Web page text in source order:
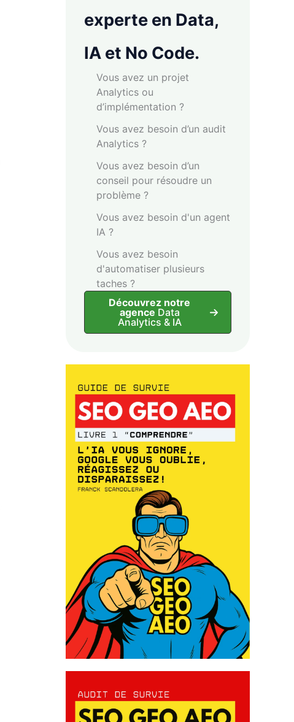
experte en Data,
IA et No Code.
Vous avez un projet
Analytics ou
d’implémentation ?
Vous avez besoin d’un audit
Analytics ?
Vous avez besoin d’un
conseil pour résoudre un
problème ?
Vous avez besoin d'un agent
IA ?
Vous avez besoin
d'automatiser plusieurs
taches ?
Découvrez notre
agence Data
Analytics & IA